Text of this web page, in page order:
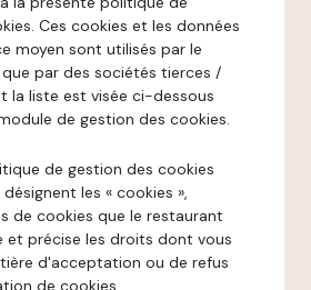
Ces cookies et les données
moyen sont utilisés par le
par des sociétés tierces /
la liste est visée ci-dessous
de gestion des cookies.
de gestion des cookies
les « cookies »,
de cookies que le restaurant
et précise les droits dont vous
d'acceptation ou de refus
de cookies.